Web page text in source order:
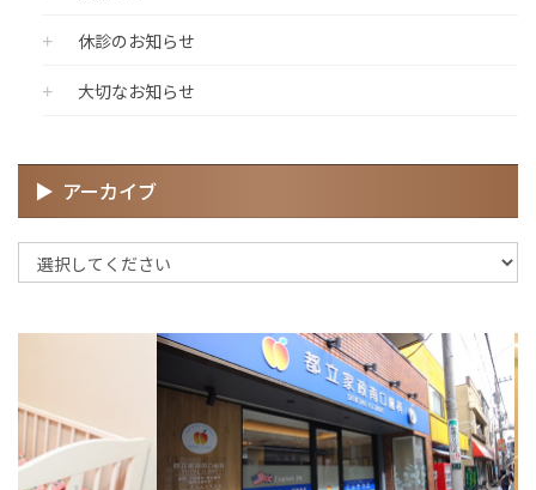
休診のお知らせ
大切なお知らせ
アーカイブ